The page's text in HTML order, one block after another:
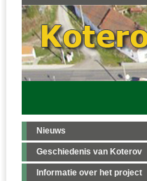
Nieuws
Geschiedenis van Koterov
Informatie over het project